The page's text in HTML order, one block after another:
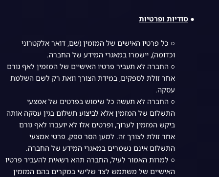
● סודיות ופרטיות
○ כל פרטיו האישים של המזמין (שם, דואר אלקטרוני
וכדומה), יישמרו במאגרי המידע של החברה.
○ החברה לא תעביר פרטיו האישיים של המזמין לאף גורם
אחר זולת לספקים, במידת הצורך וזאת רק לשם השלמת
עסקה.
○ החברה לא תעשה כל שימוש בפרטים של אמצעי
התשלום של המזמין אלא לביצוע תשלום בגין עסקה אותה
ביקש המזמין לערוך, ופרטים אלו לא יועברו לאף גורם
אחר זולת לצורך זה. למען הסר ספק, פרטי אמצעי
התשלום אינם נשמרים במאגרי המידע של החברה.
○ למרות האמור לעיל, החברה תהא רשאית להעביר פרטיו
האישיים של משתמש לצד שלישי במקרים בהם המזמין